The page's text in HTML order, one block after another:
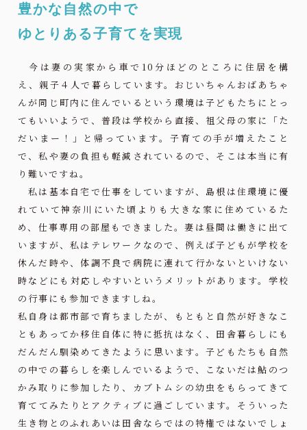
豊かな自然の中で
ゆとりある子育てを実現
今は妻の実家から車で10分ほどのところに住居を構
え、親子４人で暮らしています。おじいちゃんおばあちゃ
んが同じ町内に住んでいるという環境は子どもたちにとっ
てもいいようで、普段は学校から直接、祖父母の家に「た
だいまー！」と帰っています。子育ての手が増えたこと
で、私や妻の負担も軽減されているので、そこは本当に有
り難いですね。
私は基本自宅で仕事をしていますが、島根は住環境に優
れていて神奈川にいた頃よりも大きな家に住めているた
め、仕事専用の部屋もできました。妻は昼間は働きに出て
いますが、私はテレワークなので、例えば子どもが学校を
休んだ時や、体調不良で病院に連れて行かないといけない
時などにも対応しやすいというメリットがあります。学校
の行事にも参加できますしね。
私自身は都市部で育ちましたが、もともと自然が好きなこ
ともあってか移住自体に特に抵抗はなく、田舎暮らしにも
だんだん馴染めてきたように思います。子どもたちも自然
の中での暮らしを楽しんでいるようで、こないだは鮎のつ
かみ取りに参加したり、カブトムシの幼虫をもらってきて
育ててみたりとアクティブに過ごしています。そういった
生き物とのふれあいは田舎ならではの特権ではないでしょ